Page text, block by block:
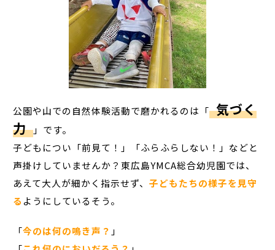
公園や山での自然体験活動で磨かれるのは「 気づく
力 」です。
子どもについ「前見て！」「ふらふらしない！」などと
声掛けしていませんか？東広島YMCA総合幼児園では、
あえて大人が細かく指示せず、子どもたちの様子を見守
る ようにしているそう。
「今のは何の鳴き声？ 」